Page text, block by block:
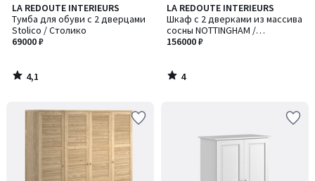
LA REDOUTE INTERIEURS
Тумба для обуви с 2 дверцами
Stolico / Столико
69000 ₽
4,1
/ 5
4,1
/
LA REDOUTE INTERIEURS
Шкаф с 2 дверками из массива
сосны NOTTINGHAM /
НОТИНГЭМ
156000 ₽
4
/
5
4
/